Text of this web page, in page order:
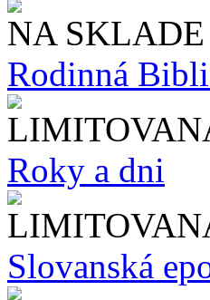
NA SKLADE
Rodinná
Roky a dni
Slo​vanská